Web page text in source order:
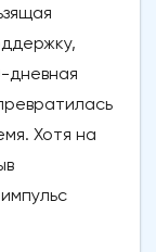
дневная
Хотя на